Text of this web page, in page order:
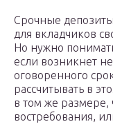
Срочные
для вкладчиков
Но нужно
если возникнет
оговоренного
рассчитывать в
в том же размере,
востребования,